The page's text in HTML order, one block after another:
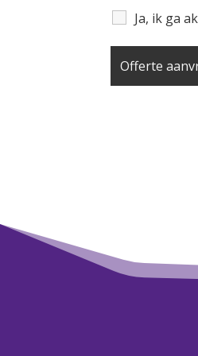
Ja, ik ga